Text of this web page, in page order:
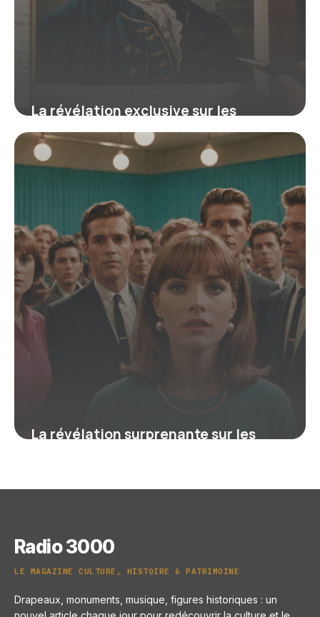
La révélation exclusive sur les
manuscrits de Bach qui révolutionne
votre compréhension de ses œuvres
La révélation surprenante sur les
Radio 3000
LE MAGAZINE CULTURE, HISTOIRE & PATRIMOINE
Drapeaux, monuments, musique, figures historiques : un